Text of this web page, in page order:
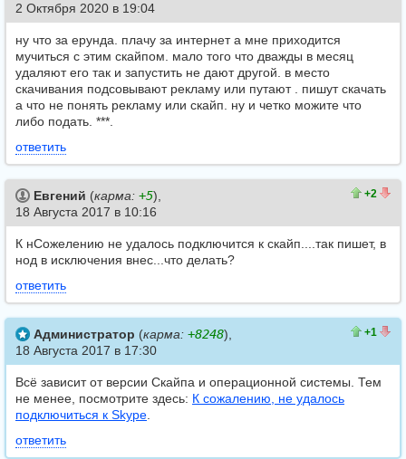
2 Октября 2020 в 19:04
ну что за ерунда. плачу за интернет а мне приходится
мучиться с этим скайпом. мало того что дважды в месяц
удаляют его так и запустить не дают другой. в место
скачивания подсовывают рекламу или путают . пишут скачать
а что не понять рекламу или скайп. ну и четко можите что
либо подать. ***.
ответить
+2
Евгений (карма: +5),
18 Августа 2017 в 10:16
К нСожелению не удалось подключится к скайп....так пишет, в
нод в исключения внес...что делать?
ответить
+1
Администратор (карма: +8248),
18 Августа 2017 в 17:30
Всё зависит от версии Скайпа и операционной системы. Тем
не менее, посмотрите здесь: К сожалению, не удалось
подключиться к Skype
ответить